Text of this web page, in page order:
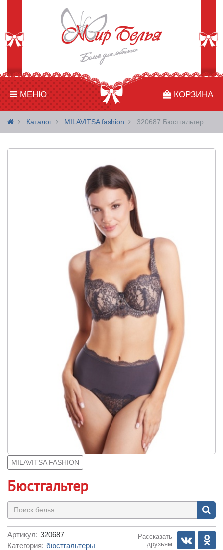
МЕНЮ КОРЗИНА
Каталог MILAVITSA fashion 320687 Бюстгальтер
MILAVITSA FASHION
Бюстгальтер
Артикул: 320687
Категория: бюстгальтеры
Рассказать
друзьям